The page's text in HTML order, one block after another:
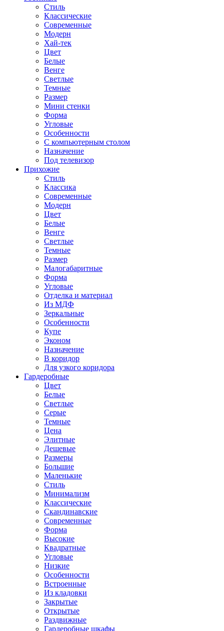
Стиль
Классические
Современные
Модерн
Хай-тек
Цвет
Белые
Венге
Светлые
Темные
Размер
Мини стенки
Форма
Угловые
Особенности
С компьютерным столом
Назначение
Под телевизор
Прихожие
Стиль
Классика
Современные
Модерн
Цвет
Белые
Венге
Светлые
Темные
Размер
Малогабаритные
Форма
Угловые
Отделка и материал
Из МДФ
Зеркальные
Особенности
Купе
Эконом
Назначение
В коридор
Для узкого коридора
Гардеробные
Цвет
Белые
Светлые
Серые
Темные
Цена
Элитные
Дешевые
Размеры
Большие
Маленькие
Стиль
Минимализм
Классические
Скандинавские
Современные
Форма
Высокие
Квадратные
Угловые
Низкие
Особенности
Встроенные
Из кладовки
Закрытые
Открытые
Раздвижные
Гардеробные шкафы